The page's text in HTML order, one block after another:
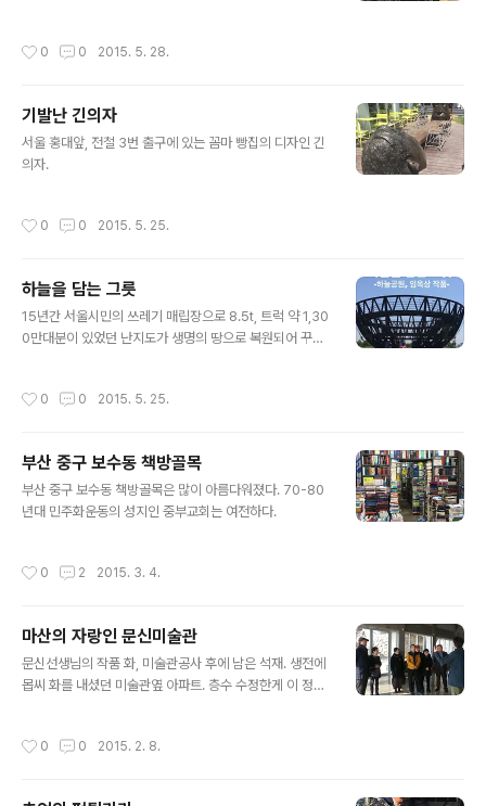
0 0 2015. 5. 28.
기발난 긴의자
서울 홍대앞, 전철 3번 출구에 있는 꼼마 빵집의 디자인 긴
의자. ​​​​
0 0 2015. 5. 25.
하늘을 담는 그릇
15년간 서울시민의 쓰레기 매립장으로 8.5t, 트럭 약 1,30
0만대분이 있었던 난지도가 생명의 땅으로 복원되어 꾸며
0 0 2015. 5. 25.
부산 중구 보수동 책방골목
​​부산 중구 보수동 책방골목은 많이 아름다워졌다. 70-80
년대 민주화운동의 성지인 중부교회는 여전하다. ​​​​​
0 2 2015. 3. 4.
마산의 자랑인 문신미술관
​​문신선생님의 작품 화, 미술관공사 후에 남은 석재. 생전에
몹씨 화를 내셨던 미술관옆 아파트. 층수 수정한게 이 정도.
0 0 2015. 2. 8.